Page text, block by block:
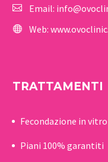
Email:
Web:
TRATTAMENTI
Fecondazione in vitro
Piani 100% garantiti